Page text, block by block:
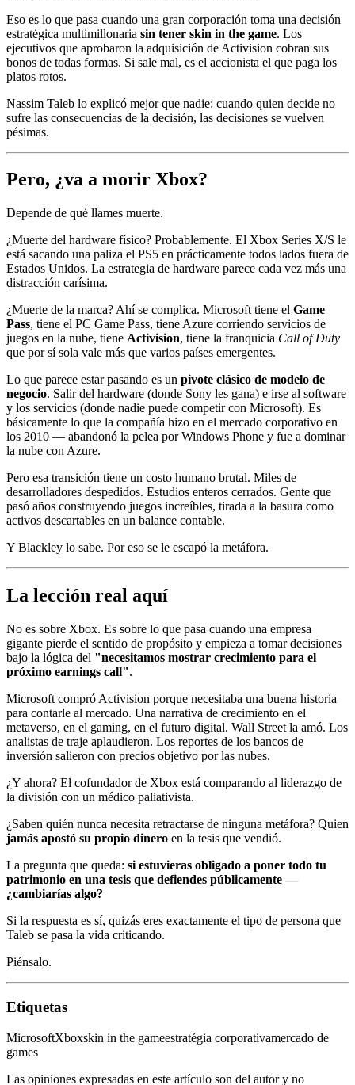
Eso es lo que pasa cuando una gran corporación toma una decisión
estratégica multimillonaria sin tener skin in the game. Los
ejecutivos que aprobaron la adquisición de Activision cobran sus
bonos de todas formas. Si sale mal, es el accionista el que paga los
platos rotos.
Nassim Taleb lo explicó mejor que nadie: cuando quien decide no
sufre las consecuencias de la decisión, las decisiones se vuelven
pésimas.
Pero, ¿va a morir Xbox?
Depende de qué llames muerte.
¿Muerte del hardware físico? Probablemente. El Xbox Series X/S le
está sacando una paliza el PS5 en prácticamente todos lados fuera de
Estados Unidos. La estrategia de hardware parece cada vez más una
distracción carísima.
¿Muerte de la marca? Ahí se complica. Microsoft tiene el Game
Pass, tiene el PC Game Pass, tiene Azure corriendo servicios de
juegos en la nube, tiene Activision, tiene la franquicia Call of Duty
que por sí sola vale más que varios países emergentes.
Lo que parece estar pasando es un pivote clásico de modelo de
negocio. Salir del hardware (donde Sony les gana) e irse al software
y los servicios (donde nadie puede competir con Microsoft). Es
básicamente lo que la compañía hizo en el mercado corporativo en
los 2010 — abandonó la pelea por Windows Phone y fue a dominar
la nube con Azure.
Pero esa transición tiene un costo humano brutal. Miles de
desarrolladores despedidos. Estudios enteros cerrados. Gente que
pasó años construyendo juegos increíbles, tirada a la basura como
activos descartables en un balance contable.
Y Blackley lo sabe. Por eso se le escapó la metáfora.
La lección real aquí
No es sobre Xbox. Es sobre lo que pasa cuando una empresa
gigante pierde el sentido de propósito y empieza a tomar decisiones
bajo la lógica del "necesitamos mostrar crecimiento para el
próximo earnings call".
Microsoft compró Activision porque necesitaba una buena historia
para contarle al mercado. Una narrativa de crecimiento en el
metaverso, en el gaming, en el futuro digital. Wall Street la amó. Los
analistas de traje aplaudieron. Los reportes de los bancos de
inversión salieron con precios objetivo por las nubes.
¿Y ahora? El cofundador de Xbox está comparando al liderazgo de
la división con un médico paliativista.
¿Saben quién nunca necesita retractarse de ninguna metáfora? Quien
jamás apostó su propio dinero en la tesis que vendió.
La pregunta que queda: si estuvieras obligado a poner todo tu
patrimonio en una tesis que defiendes públicamente —
¿cambiarías algo?
Si la respuesta es sí, quizás eres exactamente el tipo de persona que
Taleb se pasa la vida criticando.
Piénsalo.
Etiquetas
MicrosoftXboxskin in the gameestratégia corporativamercado de
games
Las opiniones expresadas en este artículo son del autor y no